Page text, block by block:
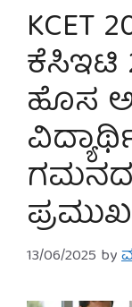
KCET
ಕೆಸಿಇಟಿ
ಹೊಸ
13/06/2025 by